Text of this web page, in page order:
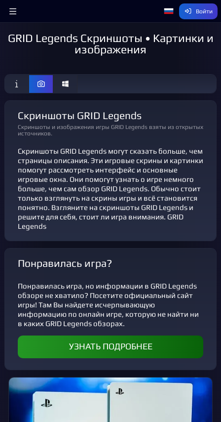
Войти
GRID Legends Скриншоты • Картинки и
изображения
Скриншоты GRID Legends
Скриншоты и изображения игры GRID Legends взяты из открытых
источников.
Скриншоты GRID Legends могут сказать больше, чем
страницы описания. Эти игровые скрины и картинки
помогут рассмотреть интерфейс и основные
игровые окна. Они помогут узнать о игре немного
больше, чем сам обзор GRID Legends. Обычно стоит
только взглянуть на скрины игры и всё становится
понятно. Взгляните на скриншоты GRID Legends и
решите для себя, стоит ли игра внимания. GRID
Legends
Понравилась игра?
Понравилась игра, но информации в GRID Legends
обзоре не хватило? Посетите официальный сайт
игры! Там Вы найдете исчерпывающую
информацию по онлайн игре, которую не найти ни
в каких GRID Legends обзорах.
УЗНАТЬ ПОДРОБНЕЕ